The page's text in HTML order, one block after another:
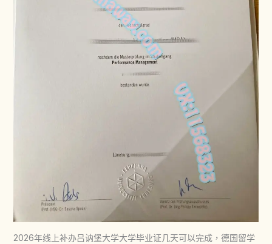
2026年线上补办吕讷堡大学大学毕业证几天可以完成，德国留学